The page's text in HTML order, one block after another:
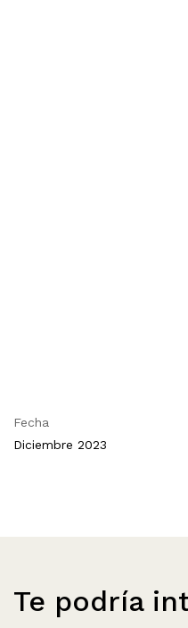
Fecha
Diciembre 2023
Te podría